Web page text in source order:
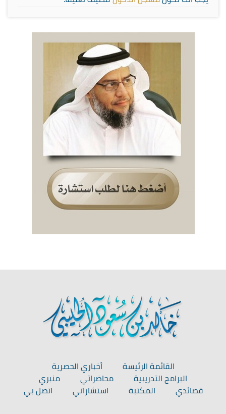
القائمة الرئيسة
أخباري الحصرية
البرامج التدريبية
محاضراتي
منبري
قصائدي
المكتبة استشاراتي اتصل بي